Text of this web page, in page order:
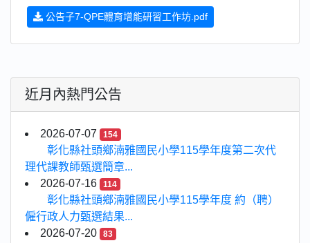
公告子7-QPE體育增能研習工作坊.pdf
近月內熱門公告
2026-07-07 154
彰化縣社頭鄉湳雅國民小學115學年度第二次代
理代課教師甄選簡章...
2026-07-16
114
彰化縣社頭鄉湳雅國民小學115學年度 約（聘）
僱行政人力甄選結果...
2026-07-20
83